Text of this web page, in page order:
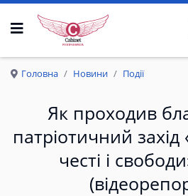
РОЗПРАВКРИЛА
Головна Новини Події
Як проходив
патріотичний захід
честі і